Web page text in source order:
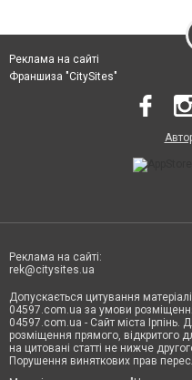
Реклама на сайті
Франшиза "CitySites"
Реклама на сайті:
rek@citysites.ua
Допускається цитування
04597.com.ua за умови
04597.com.ua - Сайт міста Ірпінь.
розміщення прямого, відкритого
на цитовані статті не нижче
Порушення виняткових прав